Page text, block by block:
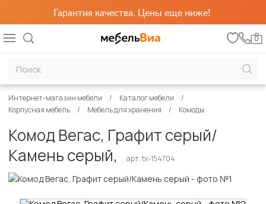
Гарантия качества. Цены еще ниже!
0
Интернет-магазин мебели
Каталог мебели
Корпусная мебель
Мебель для хранения Комоды
Комод Вегас, Графит серый/
Камень серый,
арт. tx-154704